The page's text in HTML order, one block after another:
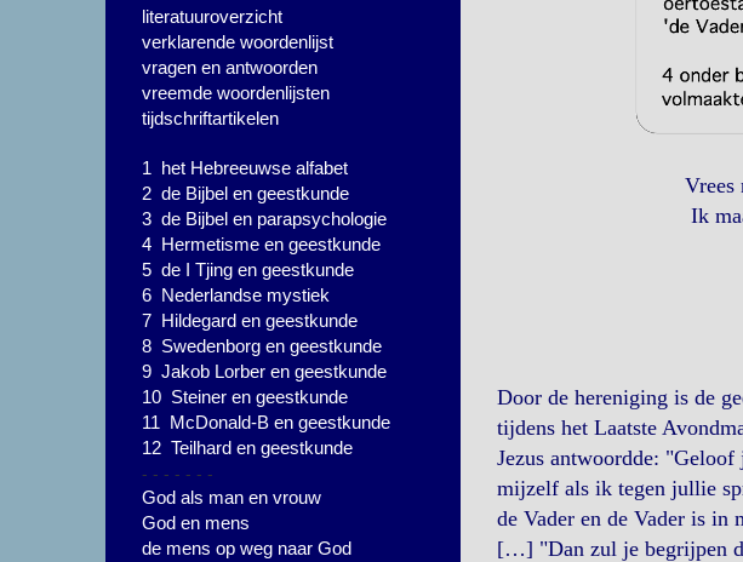
literatuuroverzicht
verklarende woordenlijst
vragen en antwoorden
vreemde woordenlijsten
tijdschriftartikelen
1 het Hebreeuwse alfabet
2 de Bijbel en geestkunde
3 de Bijbel en parapsychologie
4 Hermetisme en geestkunde
5 de I Tjing en geestkunde
6 Nederlandse mystiek
7 Hildegard en geestkunde
8 Swedenborg en geestkunde
9 Jakob Lorber en geestkunde
10 Steiner en geestkunde
11 McDonald-B en geestkunde
12 Teilhard en geestkunde
- - - - - - -
God als man en vrouw
God en mens
de mens op weg naar God
Vrees
Ik
Door de hereniging is de
tijdens het Laatste
Jezus antwoordde:
mijzelf als ik tegen jullie
de Vader en de Vader is in
[…] "Dan zul je begrijpen